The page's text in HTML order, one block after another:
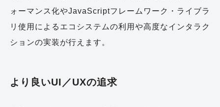
ォーマンス化やJavaScriptフレームワーク・ライブラ
リ使用によるエコシステムの利用や高度なインタラク
ションの実装が行えます。
より良いUI／UXの追求